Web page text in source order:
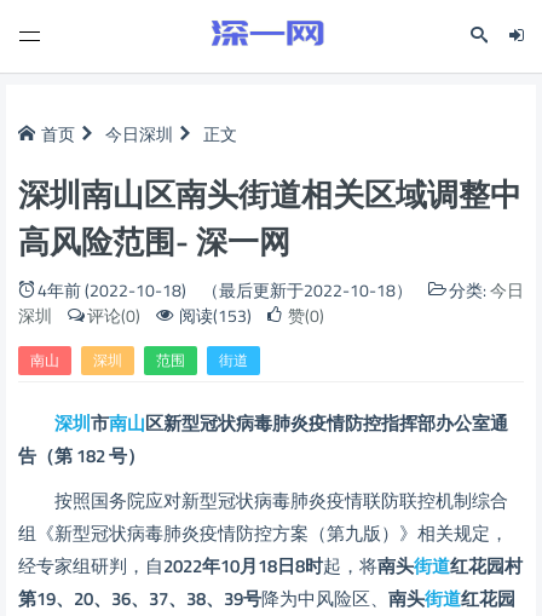
首页 今日深圳 正文
深圳南山区南头街道相关区域调整中
高风险范围- 深一网
4年前 (2022-10-18) （最后更新于2022-10-18） 分类:今日
深圳
评论(0) 阅读(153) 赞(0)
南山 深圳 范围 街道
深圳市南山区新型冠状病毒肺炎疫情防控指挥部办公室通
告 （第 182 号）
按照国务院应对新型冠状病毒肺炎疫情联防联控机制综合
组《新型冠状病毒肺炎疫情防控方案（第九版）》相关规定，
经专家组研判，自2022年10月18日8时起，将南头街道红花园村
第19、20、36、37、38、39号降为中风险区、 南头街道红花园